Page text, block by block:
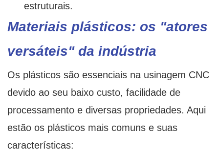
estruturais.
Materiais plásticos: os "atores
versáteis" da indústria
Os plásticos são essenciais na usinagem CNC
devido ao seu baixo custo, facilidade de
processamento e diversas propriedades. Aqui
estão os plásticos mais comuns e suas
características: